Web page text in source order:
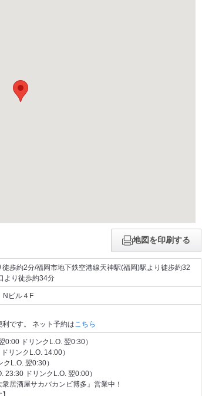
地図を印刷する
歩約2分/福岡市地下鉄空港線天神駅(福岡)駅より徒歩約32
より徒歩約34分
ビル４F
です。 ネット予約はこちら
0:00 ドリンクL.O. 翌0:30）
リンクL.O. 14:00）
L.O. 翌0:30）
ドリンクL.O. 翌0:00）
居酒屋サカバカンビ博多』営業中！